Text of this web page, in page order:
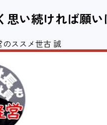
思い続ければ願い
ススメ世古 誠